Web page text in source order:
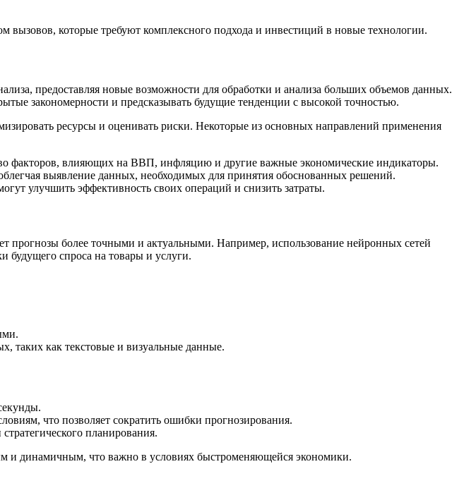
вызовов, которые требуют комплексного подхода и инвестиций в новые технологии.
предоставляя новые возможности для обработки и анализа больших объемов данных.
закономерности и предсказывать будущие тенденции с высокой точностью.
ресурсы и оценивать риски. Некоторые из основных направлений применения
факторов, влияющих на ВВП, инфляцию и другие важные экономические индикаторы.
выявление данных, необходимых для принятия обоснованных решений.
улучшить эффективность своих операций и снизить затраты.
более точными и актуальными. Например, использование нейронных сетей
будущего спроса на товары и услуги.
таких как текстовые и визуальные данные.
что позволяет сократить ошибки прогнозирования.
планирования.
и динамичным, что важно в условиях быстроменяющейся экономики.